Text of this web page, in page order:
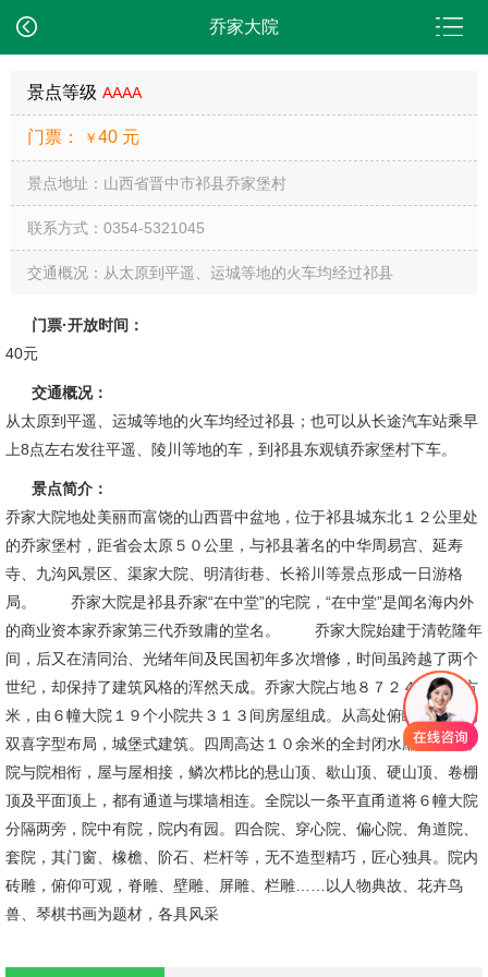
乔家大院
景点等级 AAAA
门票： ￥ 40 元
景点地址：山西省晋中市祁县乔家堡村
联系方式：0354-5321045
交通概况：从太原到平遥、运城等地的火车均经过祁县
门票·开放时间：
40元
交通概况：
从太原到平遥、运城等地的火车均经过祁县；也可以从长途汽车站乘早
上8点左右发往平遥、陵川等地的车，到祁县东观镇乔家堡村下车。
景点简介：
乔家大院地处美丽而富饶的山西晋中盆地，位于祁县城东北１２公里处
的乔家堡村，距省会太原５０公里，与祁县著名的中华周易宫、延寿
寺、九沟风景区、渠家大院、明清街巷、长裕川等景点形成一日游格
局。 乔家大院是祁县乔家“在中堂”的宅院，“在中堂”是闻名海内外
的商业资本家乔家第三代乔致庸的堂名。 乔家大院始建于清乾隆年
间，后又在清同治、光绪年间及民国初年多次增修，时间虽跨越了两个
世纪，却保持了建筑风格的浑然天成。乔家大院占地８７２４．８平方
米，由６幢大院１９个小院共３１３间房屋组成。从高处俯瞰，整体为
双喜字型布局，城堡式建筑。四周高达１０余米的全封闭水靡砖墙内，
院与院相衔，屋与屋相接，鳞次栉比的悬山顶、歇山顶、硬山顶、卷棚
顶及平面顶上，都有通道与堞墙相连。全院以一条平直甬道将６幢大院
分隔两旁，院中有院，院内有园。四合院、穿心院、偏心院、角道院、
套院，其门窗、橡檐、阶石、栏杆等，无不造型精巧，匠心独具。院内
砖雕，俯仰可观，脊雕、壁雕、屏雕、栏雕……以人物典故、花卉鸟
兽、琴棋书画为题材，各具风采